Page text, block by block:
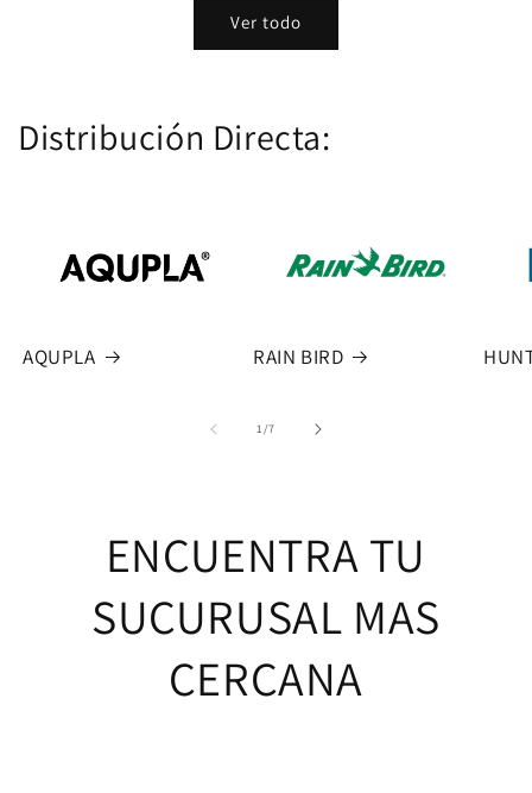
Ver todo
Distribución Directa:
AQUPLA RAIN BIRD
1/de
7
ENCUENTRA TU
SUCURUSAL MAS
CERCANA